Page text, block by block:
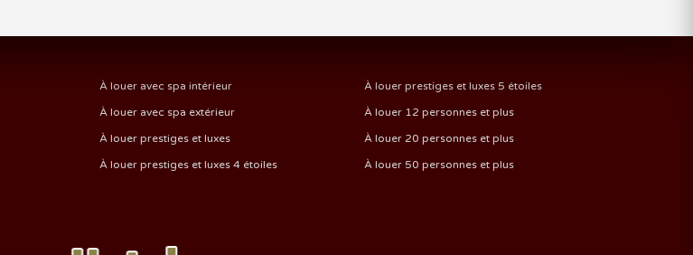
À louer avec spa intérieur
À louer avec spa extérieur
À louer prestiges et luxes
À louer prestiges et luxes 4 étoiles
À louer prestiges et luxes 5 étoiles
À louer 12 personnes et plus
À louer 20 personnes et plus
À louer 50 personnes et plus